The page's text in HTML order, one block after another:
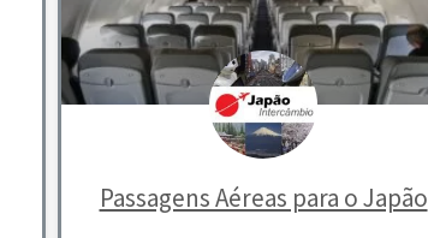
Passagens Aéreas para o Japão